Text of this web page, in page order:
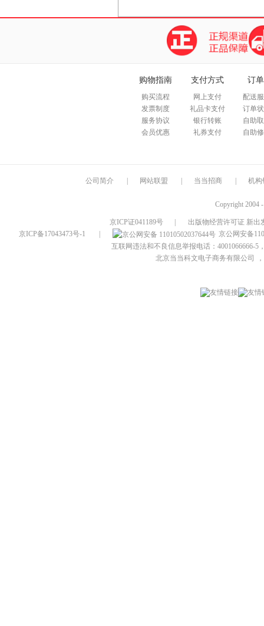
购物指南
购买流程
发票制度
服务协议
会员优惠
支付方式
网上支付
礼品卡支付
银行转账
礼券支付
订
配送
订单
自助
自助
公司简介 网站联盟 当当招商 机构
Copyright 2004
京ICP证041189号
出版物经营许可证 新出
京ICP备17043473号-1
京公网安备
互联网违法和不良信息举报电话：4001066666-5
北京当当科文电子商务有限公司